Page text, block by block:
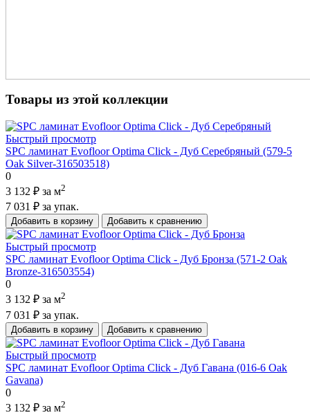
Товары из этой коллекции
Быстрый просмотр
SPC ламинат Evofloor Optima Click - Дуб Серебряный (579-5
Оak Silver-316503518)
0
3 132 ₽ за м2
7 031 ₽ за упак.
Добавить в корзину Добавить к сравнению
Быстрый просмотр
SPC ламинат Evofloor Optima Click - Дуб Бронза (571-2 Оak
Bronze-316503554)
0
3 132 ₽ за м2
7 031 ₽ за упак.
Добавить в корзину Добавить к сравнению
Быстрый просмотр
SPC ламинат Evofloor Optima Click - Дуб Гавана (016-6 Oak
Gavana)
0
3 132 ₽ за м2